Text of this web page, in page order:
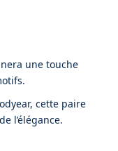
une touche
cette paire
l’élégance.